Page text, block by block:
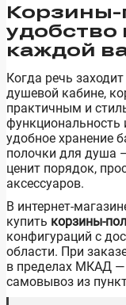
Корзины-
удобство
каждой
Когда речь
душевой кабине,
практичным и
функциональность
удобное хранение
полочки для душа
ценит порядок,
аксессуаров.
В интернет-
купить корзины-
конфигураций с
области. При
в пределах МКАД —
самовывоз из